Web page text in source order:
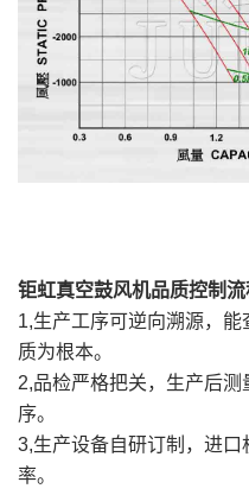
钜虹真空鼓风机品质控制流
1,生产工序可逆向溯源，
质为根本。
2,品检严格把关，生产后
序。
3,生产设备自研订制，进
率。